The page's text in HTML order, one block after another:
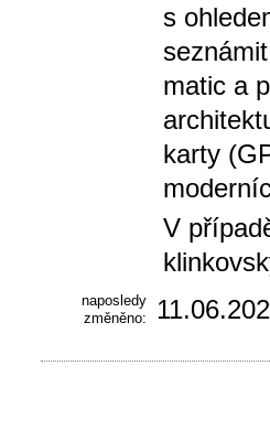
s
matic a
karty
V
naposledy
změněno: